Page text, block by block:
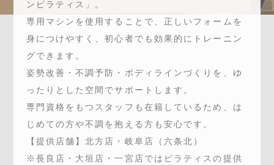
ンピラティス」。
専用マシンを使用することで、正しいフォームを
身につけやすく、初心者でも効果的にトレーニン
グできます。
姿勢改善・不調予防・ボディラインづくりを、ゆ
ったりとした空間でサポートします。
専門資格をもつスタッフも在籍しているため、は
じめての方や不調を抱える方も安心です。
【提供店舗】北方店・岐阜店（六条北）
※長良店・大垣店・一宮店ではピラティスの提供